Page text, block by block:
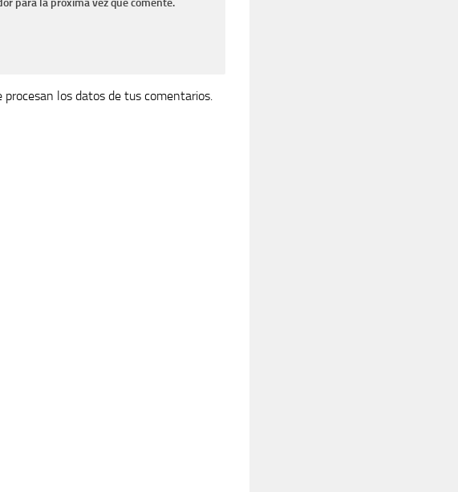
para la próxima vez que comente.
procesan los datos de tus comentarios.